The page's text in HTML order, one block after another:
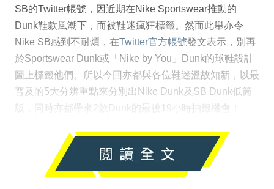
SB的Twitter帳號，因近期在Nike Sportswear推動的
Dunk鞋款風潮下，而被鞋迷瘋狂標籤。然而此舉亦令
Nike SB感到不耐煩，在Twitter官方帳號發文表示，別再
於Sportswear Dunk或「Nike by You」Dunk的球鞋設計
圖上標籤他們。所以今回亦都與各位鞋迷溫故知新，以最
普及的5大分辨重點來分別出Nike Dunk及SB Dunk低筒
版，同時亦都帶來2款Dunk的最後19小時抽籤機會！